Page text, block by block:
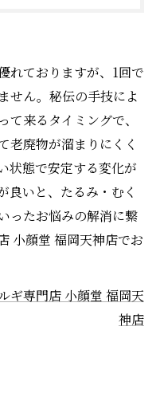
れておりますが、1回で
せん。秘伝の手技によ
来るタイミングで、
老廃物が溜まりにくく
状態で安定する変化が
良いと、たるみ・むく
ったお悩みの解消に繋
小顔堂 福岡天神店でお
ギ専門店 小顔堂 福岡天
神店